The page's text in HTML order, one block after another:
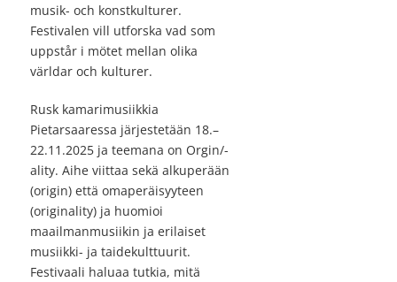
musik- och konstkulturer.
Festivalen vill utforska vad som
uppstår i mötet mellan olika
världar och kulturer.
Rusk kamarimusiikkia
Pietarsaaressa järjestetään 18.–
22.11.2025 ja teemana on Orgin/-
ality. Aihe viittaa sekä alkuperään
(origin) että omaperäisyyteen
(originality) ja huomioi
maailmanmusiikin ja erilaiset
musiikki- ja taidekulttuurit.
Festivaali haluaa tutkia, mitä